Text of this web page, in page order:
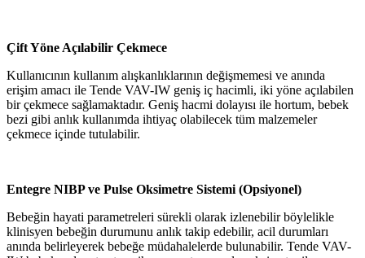
Çift Yöne Açılabilir Çekmece
Kullanıcının kullanım alışkanlıklarının değişmemesi ve anında
erişim amacı ile Tende VAV-IW geniş iç hacimli, iki yöne açılabilen
bir çekmece sağlamaktadır. Geniş hacmi dolayısı ile hortum, bebek
bezi gibi anlık kullanımda ihtiyaç olabilecek tüm malzemeler
çekmece içinde tutulabilir.
Entegre NIBP ve Pulse Oksimetre Sistemi (Opsiyonel)
Bebeğin hayati parametreleri sürekli olarak izlenebilir böylelikle
klinisyen bebeğin durumunu anlık takip edebilir, acil durumları
anında belirleyerek bebeğe müdahalelerde bulunabilir. Tende VAV-